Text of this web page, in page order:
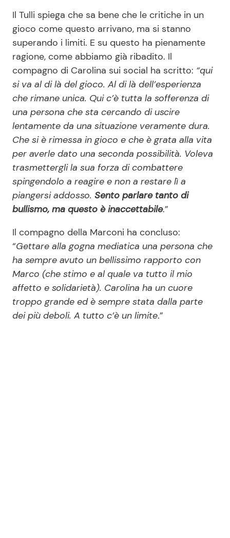
Il Tulli spiega che sa bene che le critiche in un
gioco come questo arrivano, ma si stanno
superando i limiti. E su questo ha pienamente
ragione, come abbiamo già ribadito. Il
compagno di Carolina sui social ha scritto: “qui
si va al di là del gioco. Al di là dell’esperienza
che rimane unica. Qui c’è tutta la sofferenza di
una persona che sta cercando di uscire
lentamente da una situazione veramente dura.
Che si è rimessa in gioco e che è grata alla vita
per averle dato una seconda possibilità. Voleva
trasmettergli la sua forza di combattere
spingendolo a reagire e non a restare lì a
piangersi addosso. Sento parlare tanto di
bullismo, ma questo è inaccettabile.”
Il compagno della Marconi ha concluso:
“Gettare alla gogna mediatica una persona che
ha sempre avuto un bellissimo rapporto con
Marco (che stimo e al quale va tutto il mio
affetto e solidarietà). Carolina ha un cuore
troppo grande ed è sempre stata dalla parte
dei più deboli. A tutto c’è un limite.”